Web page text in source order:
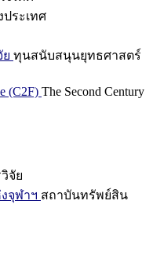
ระเทศ
ทุนสนับสนุนยุทธศาสตร์
(C2F) The Second Century
จัย
จุฬาฯ สถาบันทรัพย์สิน